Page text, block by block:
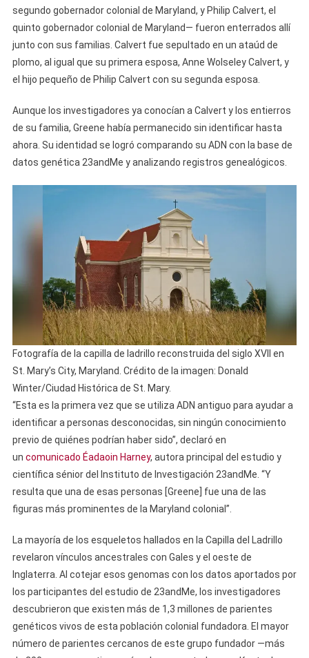
segundo gobernador colonial de Maryland, y Philip Calvert, el
quinto gobernador colonial de Maryland— fueron enterrados allí
junto con sus familias. Calvert fue sepultado en un ataúd de
plomo, al igual que su primera esposa, Anne Wolseley Calvert, y
el hijo pequeño de Philip Calvert con su segunda esposa.
Aunque los investigadores ya conocían a Calvert y los entierros
de su familia, Greene había permanecido sin identificar hasta
ahora. Su identidad se logró comparando su ADN con la base de
datos genética 23andMe y analizando registros genealógicos.
Fotografía de la capilla de ladrillo reconstruida del siglo XVII en
St. Mary’s City, Maryland. Crédito de la imagen: Donald
Winter/Ciudad Histórica de St. Mary.
“Esta es la primera vez que se utiliza ADN antiguo para ayudar a
identificar a personas desconocidas, sin ningún conocimiento
previo de quiénes podrían haber sido”, declaró en
un comunicado Éadaoin Harney, autora principal del estudio y
científica sénior del Instituto de Investigación 23andMe. “Y
resulta que una de esas personas [Greene] fue una de las
figuras más prominentes de la Maryland colonial”.
La mayoría de los esqueletos hallados en la Capilla del Ladrillo
revelaron vínculos ancestrales con Gales y el oeste de
Inglaterra. Al cotejar esos genomas con los datos aportados por
los participantes del estudio de 23andMe, los investigadores
descubrieron que existen más de 1,3 millones de parientes
genéticos vivos de esta población colonial fundadora. El mayor
número de parientes cercanos de este grupo fundador —más